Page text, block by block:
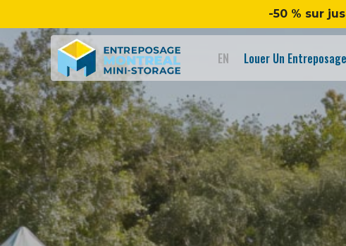
-50 % sur
EN Louer Un Entreposage